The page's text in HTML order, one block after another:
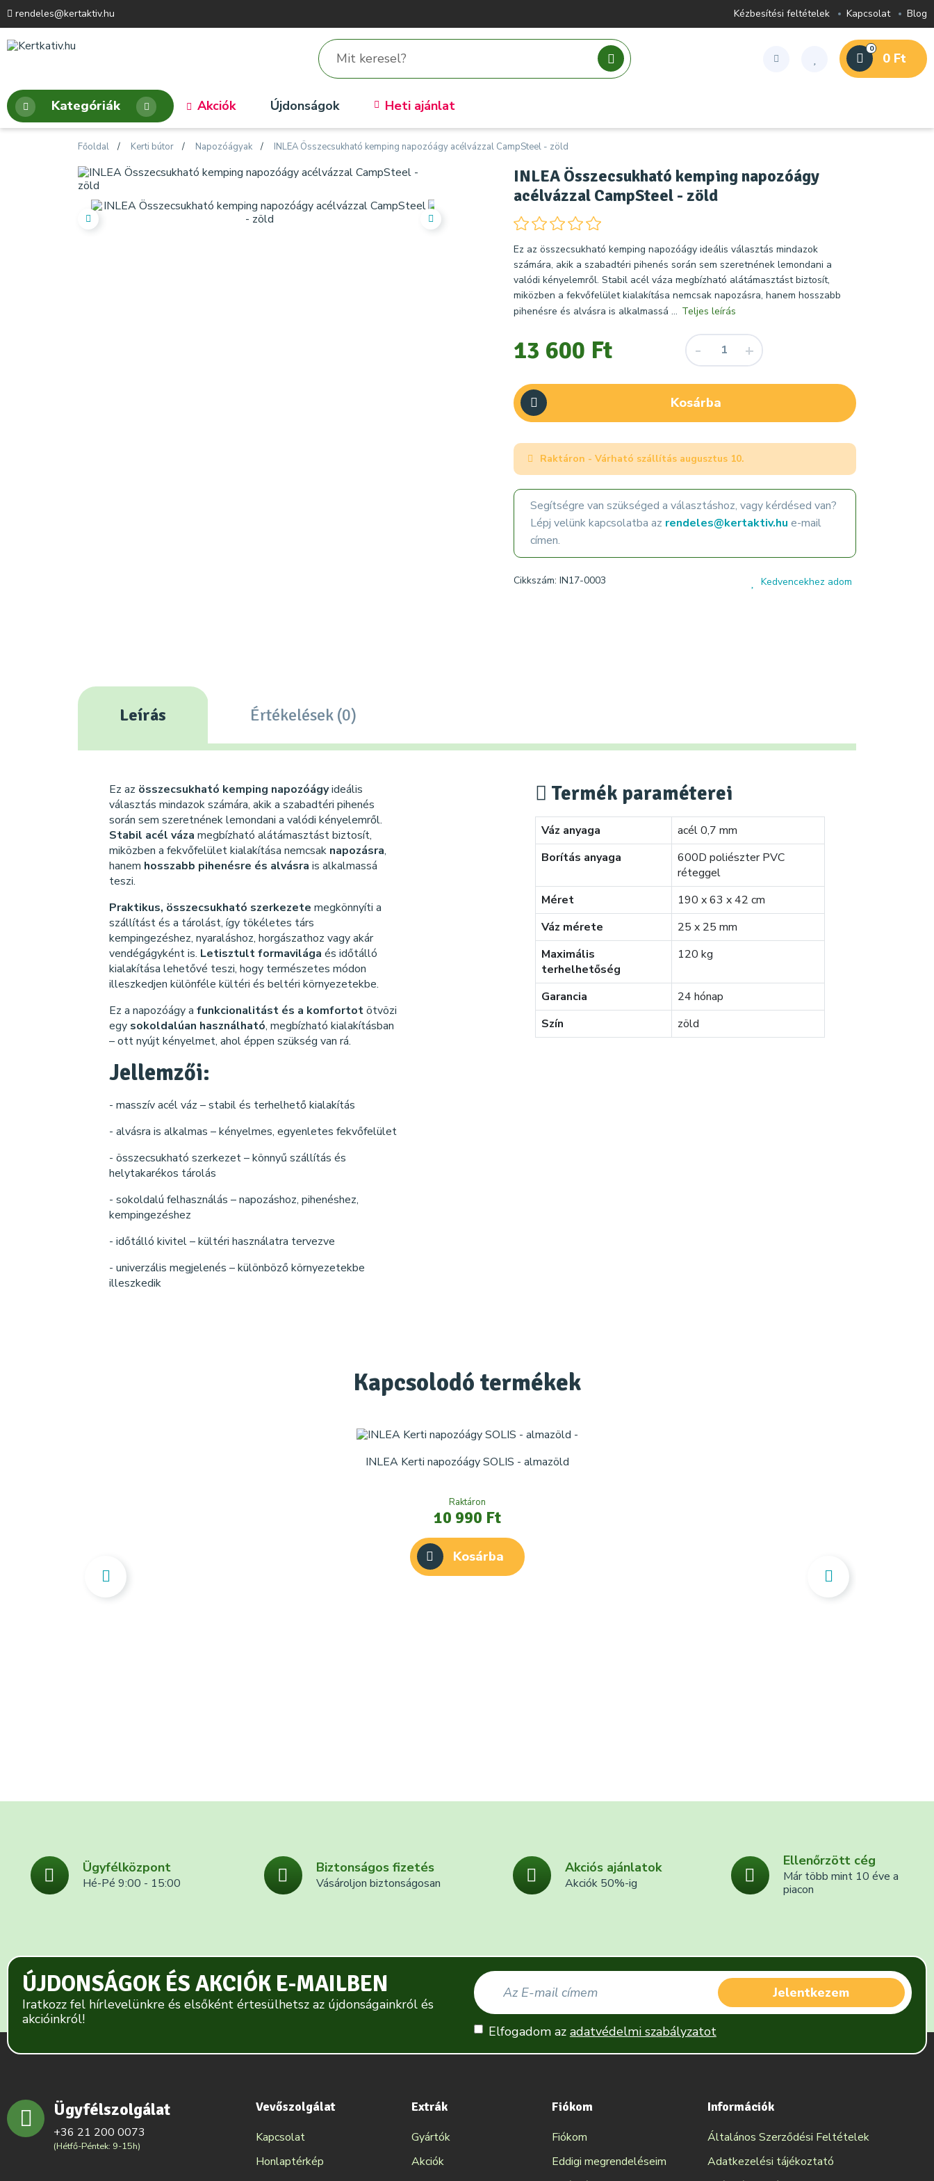
rendeles@kertaktiv.hu Kézbesítési feltételek Kapcsolat Blog
0
0 Ft
Kategóriák Akciók Újdonságok Heti ajánlat
Főoldal Kerti bútor Napozóágyak INLEA Összecsukható kemping napozóágy acélvázzal CampSteel - zöld
INLEA Összecsukható kemping napozóágy
acélvázzal CampSteel - zöld
Ez az összecsukható kemping napozóágy ideális választás mindazok
számára, akik a szabadtéri pihenés során sem szeretnének lemondani a
valódi kényelemről. Stabil acél váza megbízható alátámasztást biztosít,
miközben a fekvőfelület kialakítása nemcsak napozásra, hanem hosszabb
pihenésre és alvásra is alkalmassá ... Teljes leírás
13 600 Ft
Kosárba
Raktáron - Várható szállítás augusztus 10.
Segítségre van szükséged a választáshoz, vagy kérdésed van?
Lépj velünk kapcsolatba az rendeles@kertaktiv.hu e-mail
címen.
Cikkszám: IN17-0003 Kedvencekhez adom
Leírás Értékelések (0)
Ez az összecsukható kemping napozóágyideális
választás mindazok számára, akik a szabadtéri pihenés
során sem szeretnének lemondani a valódi kényelemről.
Stabil acél váza megbízható alátámasztást biztosít,
miközben a fekvőfelület kialakítása nemcsak napozásra,
hanem hosszabb pihenésre és alvásra is alkalmassá
teszi.
Praktikus, összecsukható szerkezete megkönnyíti a
szállítást és a tárolást, így tökéletes társ
kempingezéshez, nyaraláshoz, horgászathoz vagy akár
vendégágyként is. Letisztult formavilága és időtálló
kialakítása lehetővé teszi, hogy természetes módon
illeszkedjen különféle kültéri és beltéri környezetekbe.
Ez a napozóágy a funkcionalitást és a komfortotötvözi
egy sokoldalúan használható, megbízható kialakításban
– ott nyújt kényelmet, ahol éppen szükség van rá.
Jellemzői:
- masszív acél váz – stabil és terhelhető kialakítás
- alvásra is alkalmas – kényelmes, egyenletes fekvőfelület
- összecsukható szerkezet – könnyű szállítás és
helytakarékos tárolás
- sokoldalú felhasználás – napozáshoz, pihenéshez,
kempingezéshez
- időtálló kivitel – kültéri használatra tervezve
- univerzális megjelenés – különböző környezetekbe
illeszkedik
Termék paraméterei
Váz anyaga
acél 0,7 mm
Borítás anyaga
600D poliészter PVC
réteggel
Méret
190 x 63 x 42 cm
Váz mérete
25 x 25 mm
Maximális
terhelhetőség
120 kg
Garancia
24 hónap
Szín
zöld
Kapcsolodó termékek
INLEA Kerti napozóágy SOLIS - almazöld
Raktáron
10 990 Ft
Kosárba
Ügyfélközpont
Hé-Pé 9:00 - 15:00
Biztonságos fizetés
Vásároljon biztonságosan
Akciós ajánlatok
Akciók 50%-ig
Ellenőrzött cég
Már több mint 10 éve a
piacon
ÚJDONSÁGOK ÉS AKCIÓK E-MAILBEN
Iratkozz fel hírlevelünkre és elsőként értesülhetsz az újdonságainkról és
akcióinkról!
Jelentkezem
Elfogadom az adatvédelmi szabályzatot
Ügyfélszolgálat
+36 21 200 0073
(Hétfő-Péntek: 9-15h)
Vevőszolgálat
Kapcsolat
Honlaptérkép
Extrák
Gyártók
Akciók
Fiókom
Fiókom
Eddigi megrendeléseim
Információk
Általános Szerződési Feltételek
Adatkezelési tájékoztató